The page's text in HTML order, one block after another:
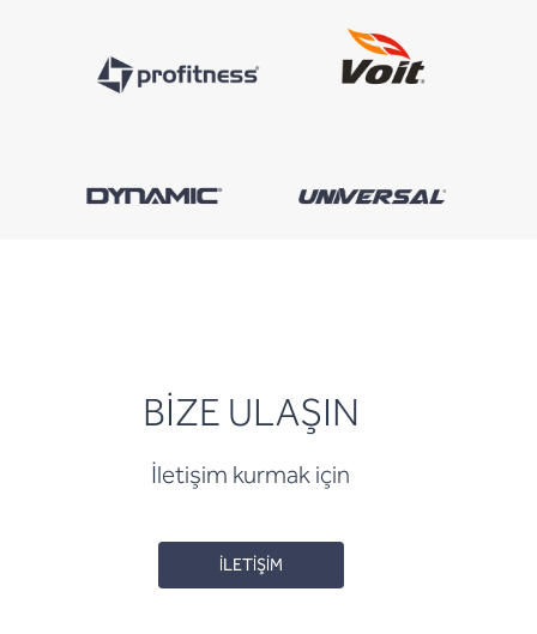
BİZE ULAŞIN
İletişim kurmak için
İLETİŞİM